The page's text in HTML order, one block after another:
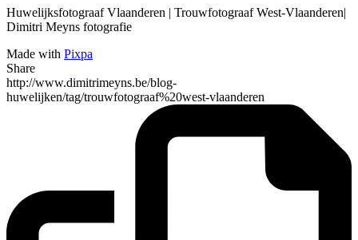
Huwelijksfotograaf Vlaanderen | Trouwfotograaf West-Vlaanderen|
Dimitri Meyns fotografie
Made with Pixpa
Share
http://www.dimitrimeyns.be/blog-
huwelijken/tag/trouwfotograaf%20west-vlaanderen